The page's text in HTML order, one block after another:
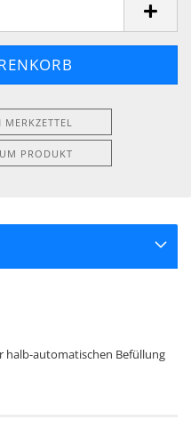
MERKZETTEL
PRODUKT
halb-automatischen Befüllung